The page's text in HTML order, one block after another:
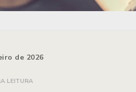
de 2026
LEITURA